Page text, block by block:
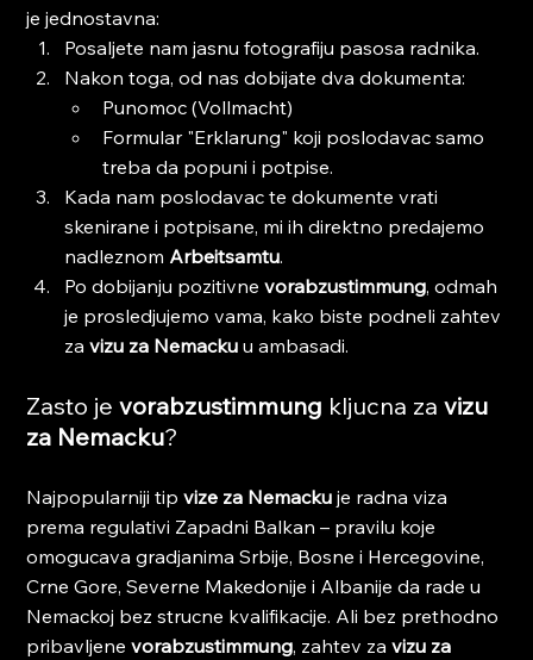
je jednostavna:
Posaljete nam jasnu fotografiju pasosa radnika.
Nakon toga, od nas dobijate dva dokumenta:
Punomoc (Vollmacht)
Formular "Erklarung" koji poslodavac samo
treba da popuni i potpise.
Kada nam poslodavac te dokumente vrati
skenirane i potpisane, mi ih direktno predajemo
nadleznom Arbeitsamtu.
Po dobijanju pozitivne vorabzustimmung, odmah
je prosledjujemo vama, kako biste podneli zahtev
za vizu za Nemacku u ambasadi.
Zasto je vorabzustimmung kljucna za vizu
za Nemacku?
Najpopularniji tip vize za Nemacku je radna viza
prema regulativi Zapadni Balkan – pravilu koje
omogucava gradjanima Srbije, Bosne i Hercegovine,
Crne Gore, Severne Makedonije i Albanije da rade u
Nemackoj bez strucne kvalifikacije. Ali bez prethodno
pribavljene vorabzustimmung, zahtev za vizu za